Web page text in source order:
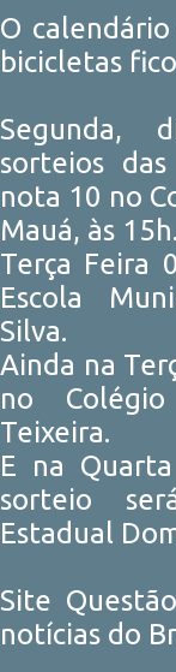
O
bicicletas
Segunda,
sorteios
nota 10 no
Mauá, às 15h.
Terça Feira
Escola
Silva.
Ainda na
no
Teixeira.
E na
sorteio
Estadual
Site
notícias do